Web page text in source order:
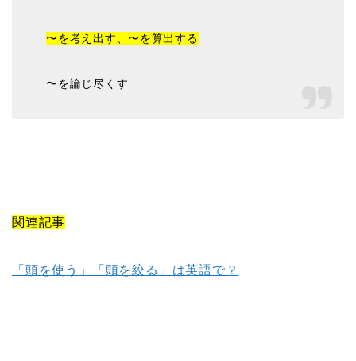
〜を考え出す、〜を算出する
〜を論じ尽くす
関連記事
「頭を使う」「頭を絞る」は英語で？